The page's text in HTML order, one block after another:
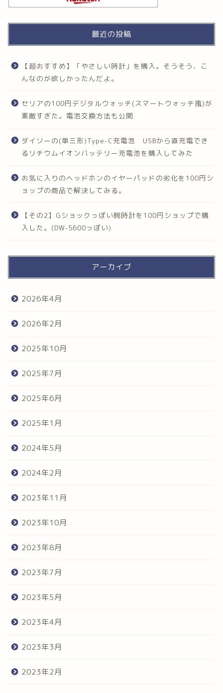
最近の投稿
【超おすすめ】「やさしい時計」を購入。そうそう、こ
んなのが欲しかったんだよ。
セリアの100円デジタルウォッチ(スマートウォッチ風)が
素敵すぎた。電池交換方法も公開
ダイソーの(単三形)Type-C充電池 USBから直充電でき
るリチウムイオンバッテリー充電池を購入してみた
お気に入りのヘッドホンのイヤーパッドの劣化を100円シ
ョップの商品で解決してみる。
【その2】Gショックっぽい腕時計を100円ショップで購
入した。(DW-5600っぽい)
アーカイブ
2026年4月
2026年2月
2025年10月
2025年7月
2025年6月
2025年1月
2024年5月
2024年2月
2023年11月
2023年10月
2023年8月
2023年7月
2023年5月
2023年4月
2023年3月
2023年2月